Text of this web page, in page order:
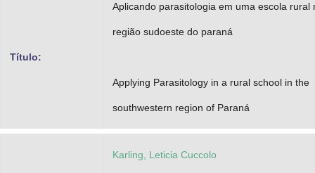
Título:
Aplicando parasitologia em uma escola rural
região sudoeste do paraná
Applying Parasitology in a rural school in the
southwestern region of Paraná
Karling, Leticia Cuccolo